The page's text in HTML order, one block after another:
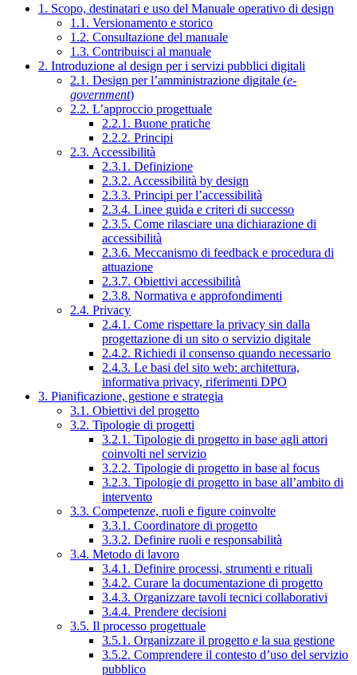
1. Scopo, destinatari e uso del Manuale operativo di design
1.1. Versionamento e storico
1.2. Consultazione del manuale
1.3. Contribuisci al manuale
2. Introduzione al design per i servizi pubblici digitali
2.1. Design per l’amministrazione digitale (e-
government)
2.2. L’approccio progettuale
2.2.1. Buone pratiche
2.2.2. Principi
2.3. Accessibilità
2.3.1. Definizione
2.3.2. Accessibilità by design
2.3.3. Principi per l’accessibilità
2.3.4. Linee guida e criteri di successo
2.3.5. Come rilasciare una dichiarazione di
accessibilità
2.3.6. Meccanismo di feedback e procedura di
attuazione
2.3.7. Obiettivi accessibilità
2.3.8. Normativa e approfondimenti
2.4. Privacy
2.4.1. Come rispettare la privacy sin dalla
progettazione di un sito o servizio digitale
2.4.2. Richiedi il consenso quando necessario
2.4.3. Le basi del sito web: architettura,
informativa privacy, riferimenti DPO
3. Pianificazione, gestione e strategia
3.1. Obiettivi del progetto
3.2. Tipologie di progetti
3.2.1. Tipologie di progetto in base agli attori
coinvolti nel servizio
3.2.2. Tipologie di progetto in base al focus
3.2.3. Tipologie di progetto in base all’ambito di
intervento
3.3. Competenze, ruoli e figure coinvolte
3.3.1. Coordinatore di progetto
3.3.2. Definire ruoli e responsabilità
3.4. Metodo di lavoro
3.4.1. Definire processi, strumenti e rituali
3.4.2. Curare la documentazione di progetto
3.4.3. Organizzare tavoli tecnici collaborativi
3.4.4. Prendere decisioni
3.5. Il processo progettuale
3.5.1. Organizzare il progetto e la sua gestione
3.5.2. Comprendere il contesto d’uso del servizio
pubblico